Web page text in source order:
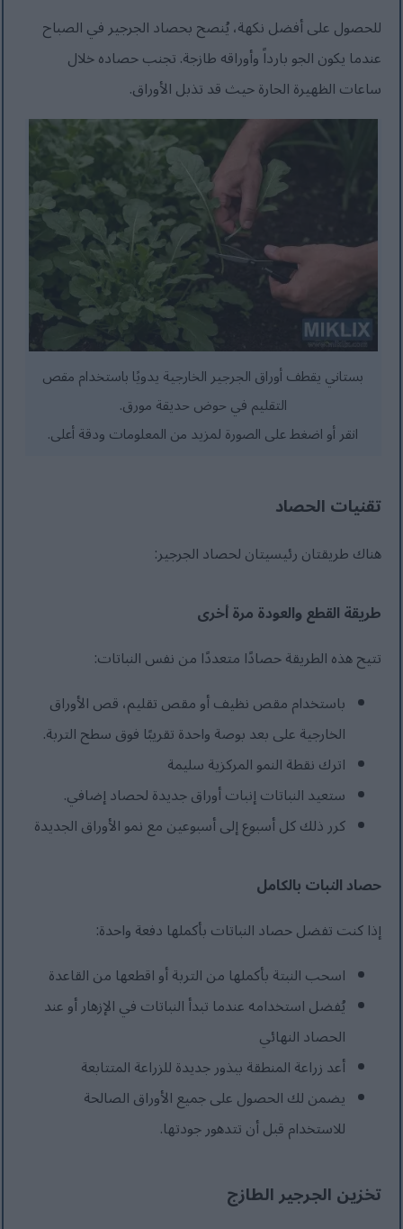
للحصول على أفضل نكهة، يُنصح بحصاد الجرجير في الصباح
عندما يكون الجو بارداً وأوراقه طازجة. تجنب حصاده خلال
ساعات الظهيرة الحارة حيث قد تذبل الأوراق.
بستاني يقطف أوراق الجرجير الخارجية يدويًا باستخدام مقص
التقليم في حوض حديقة مورق.
انقر أو اضغط على الصورة لمزيد من المعلومات ودقة أعلى.
تقنيات الحصاد
هناك طريقتان رئيسيتان لحصاد الجرجير:
طريقة القطع والعودة مرة أخرى
تتيح هذه الطريقة حصادًا متعددًا من نفس النباتات:
باستخدام مقص نظيف أو مقص تقليم، قص الأوراق
الخارجية على بعد بوصة واحدة تقريبًا فوق سطح التربة.
اترك نقطة النمو المركزية سليمة
ستعيد النباتات إنبات أوراق جديدة لحصاد إضافي.
كرر ذلك كل أسبوع إلى أسبوعين مع نمو الأوراق الجديدة
حصاد النبات بالكامل
إذا كنت تفضل حصاد النباتات بأكملها دفعة واحدة:
اسحب النبتة بأكملها من التربة أو اقطعها من القاعدة
يُفضل استخدامه عندما تبدأ النباتات في الإزهار أو عند
الحصاد النهائي
أعد زراعة المنطقة ببذور جديدة للزراعة المتتابعة
يضمن لك الحصول على جميع الأوراق الصالحة
للاستخدام قبل أن تتدهور جودتها.
تخزين الجرجير الطازج